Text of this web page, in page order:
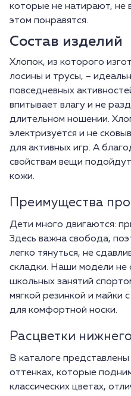
которые не натирают, не
этом понравятся.
Состав изделий
Хлопок, из которого
лосины и трусы, –
повседневных
впитывает влагу и не
длительном ношении.
электризуется и не
для активных игр. А
свойствам вещи
кожи.
Преимущества
Дети много двигаются:
Здесь важна свобода,
легко тянуться, не
складки. Наши модели не
школьных занятий
мягкой резинкой и майки
для комфортной носки.
Расцветки
В каталоге
оттенках, которые
классических цветах,